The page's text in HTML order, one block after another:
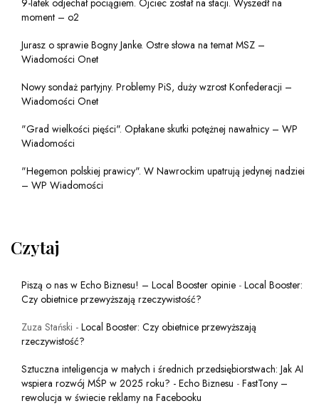
9-latek odjechał pociągiem. Ojciec został na stacji. Wyszedł na
moment – o2
Jurasz o sprawie Bogny Janke. Ostre słowa na temat MSZ –
Wiadomości Onet
Nowy sondaż partyjny. Problemy PiS, duży wzrost Konfederacji –
Wiadomości Onet
"Grad wielkości pięści". Opłakane skutki potężnej nawałnicy – WP
Wiadomości
"Hegemon polskiej prawicy". W Nawrockim upatrują jedynej nadziei
– WP Wiadomości
Czytaj
Piszą o nas w Echo Biznesu! – Local Booster opinie - Local Booster:
Czy obietnice przewyższają rzeczywistość?
Zuza Stański - Local Booster: Czy obietnice przewyższają
rzeczywistość?
Sztuczna inteligencja w małych i średnich przedsiębiorstwach: Jak AI
wspiera rozwój MŚP w 2025 roku? - Echo Biznesu - FastTony –
rewolucja w świecie reklamy na Facebooku